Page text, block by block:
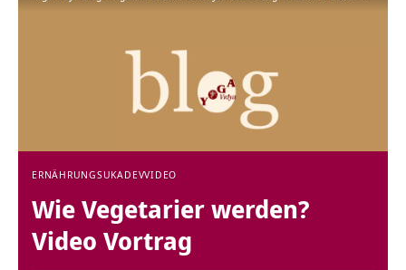
ERNÄHRUNGSUKADEVVIDEO
Wie Vegetarier werden?
Video Vortrag